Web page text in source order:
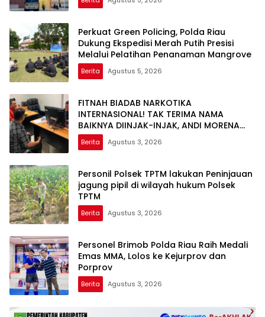
Datuk
Perkuat Green Policing, Polda Riau
Dukung Ekspedisi Merah Putih Presisi
Melalui Pelatihan Penanaman Mangrove
Berita Agustus 5, 2026
FITNAH BIADAB NARKOTIKA
INTERNASIONAL! TAK TERIMA NAMA
BAIKNYA DIINJAK-INJAK, ANDI MORENA
DECLARE WAR: SIAP Bantai DAN SERET
AKUN PEMBUNUH KARAKTER KE PENJARA
Berita Agustus 3, 2026
Personil Polsek TPTM lakukan Peninjauan
jagung pipil di wilayah hukum Polsek
TPTM
Berita Agustus 3, 2026
Personel Brimob Polda Riau Raih Medali
Emas MMA, Lolos ke Kejurprov dan
Porprov
Berita Agustus 3, 2026